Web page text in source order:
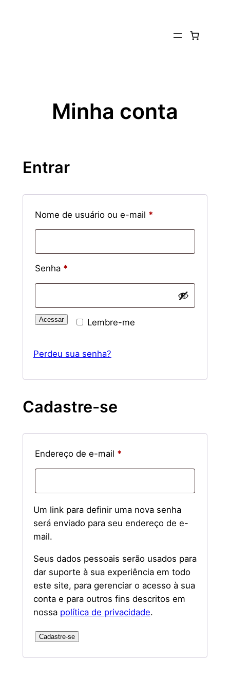
Minha conta
Entrar
Nome de usuário ou e-mail *Obrigatório
Senha *Obrigatório
Lembre-me
Acessar
Perdeu sua senha?
Cadastre-se
Endereço de e-mail *Obrigatório
Um link para definir uma nova senha
será enviado para seu endereço de e-
mail.
Seus dados pessoais serão usados ​​para
dar suporte à sua experiência em todo
este site, para gerenciar o acesso à sua
conta e para outros fins descritos em
nossa política de privacidade.
Cadastre-se